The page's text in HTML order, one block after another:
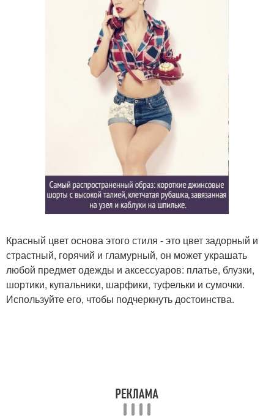
Красный цвет основа этого стиля - это цвет задорный и
страстный, горячий и гламурный, он может украшать
любой предмет одежды и аксессуаров: платье, блузки,
шортики, купальники, шарфики, туфельки и сумочки.
Используйте его, чтобы подчеркнуть достоинства.